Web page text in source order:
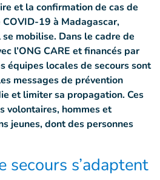
et la confirmation de cas de
19 à Madagascar,
mobilise. Dans le cadre de
l’ONG CARE et financés par
équipes locales de secours sont
messages de prévention
et limiter sa propagation. Ces
volontaires, hommes et
jeunes, dont des personnes
secours s’adaptent